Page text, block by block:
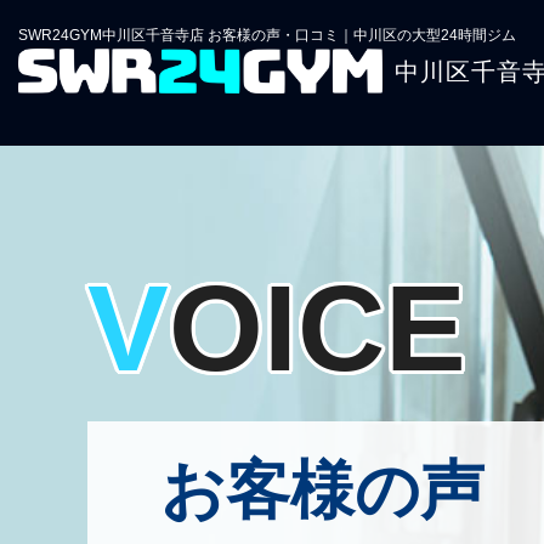
SWR24GYM中川区千音寺店 お客様の声・口コミ｜中川区の大型24時間ジム
中川区千音
VOICE
お客様の声